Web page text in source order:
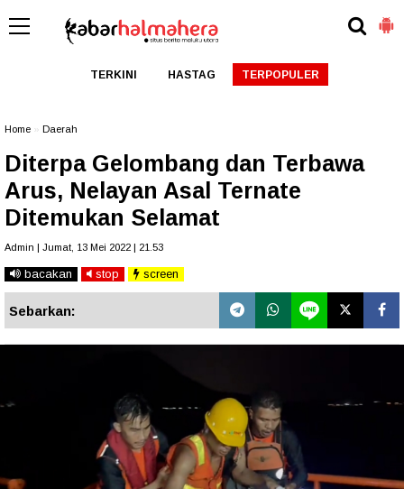
TERKINI HASTAG TERPOPULER
Home Daerah
Diterpa Gelombang dan Terbawa
Arus, Nelayan Asal Ternate
Ditemukan Selamat
Admin | Jumat, 13 Mei 2022 | 21.53
bacakan stop screen
Sebarkan: